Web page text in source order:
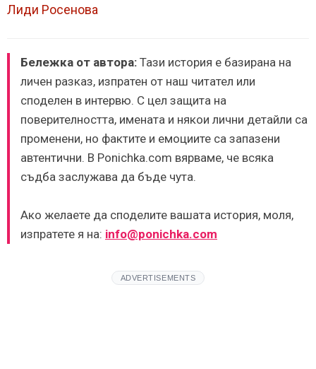
Лиди Росенова
Бележка от автора: Тази история е базирана на
личен разказ, изпратен от наш читател или
споделен в интервю. С цел защита на
поверителността, имената и някои лични детайли са
променени, но фактите и емоциите са запазени
автентични. В Ponichka.com вярваме, че всяка
съдба заслужава да бъде чута.
Ако желаете да споделите вашата история, моля,
изпратете я на: info@ponichka.com
ADVERTISEMENTS